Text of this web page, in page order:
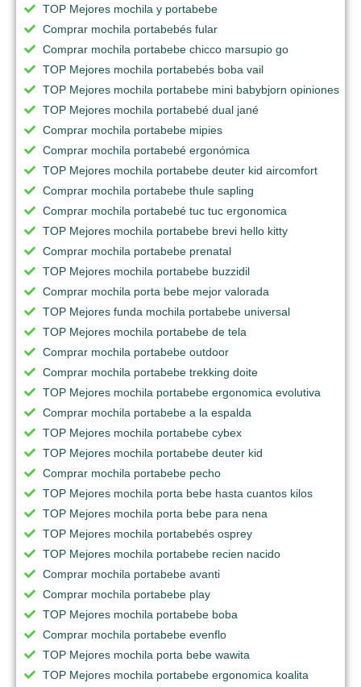
TOP Mejores mochila y portabebe
Comprar mochila portabebés fular
Comprar mochila portabebe chicco marsupio go
TOP Mejores mochila portabebés boba vail
TOP Mejores mochila portabebe mini babybjorn opiniones
TOP Mejores mochila portabebé dual jané
Comprar mochila portabebe mipies
Comprar mochila portabebé ergonómica
TOP Mejores mochila portabebe deuter kid aircomfort
Comprar mochila portabebe thule sapling
Comprar mochila portabebé tuc tuc ergonomica
TOP Mejores mochila portabebe brevi hello kitty
Comprar mochila portabebe prenatal
TOP Mejores mochila portabebe buzzidil
Comprar mochila porta bebe mejor valorada
TOP Mejores funda mochila portabebe universal
TOP Mejores mochila portabebe de tela
Comprar mochila portabebe outdoor
Comprar mochila portabebe trekking doite
TOP Mejores mochila portabebe ergonomica evolutiva
Comprar mochila portabebe a la espalda
TOP Mejores mochila portabebe cybex
TOP Mejores mochila portabebe deuter kid
Comprar mochila portabebe pecho
TOP Mejores mochila porta bebe hasta cuantos kilos
TOP Mejores mochila porta bebe para nena
TOP Mejores mochila portabebés osprey
TOP Mejores mochila portabebe recien nacido
Comprar mochila portabebe avanti
Comprar mochila portabebe play
TOP Mejores mochila portabebe boba
Comprar mochila portabebe evenflo
TOP Mejores mochila porta bebe wawita
TOP Mejores mochila portabebe ergonomica koalita